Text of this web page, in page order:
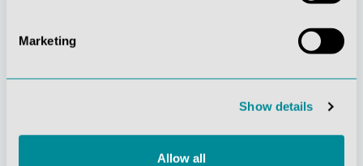
Marketing
Show details
Allow all
Qualität